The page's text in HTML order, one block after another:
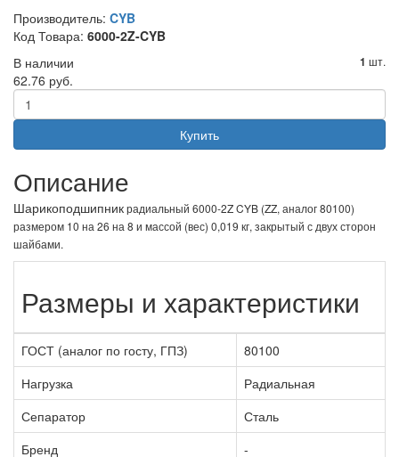
Производитель: CYB
Код Товара: 6000-2Z-CYB
В наличии
1 шт.
62.76 руб.
Купить
Описание
Шарикоподшипникрадиальный 6000-2Z CYB (ZZ, аналог 80100)
размером 10 на 26 на 8 и массой (вес) 0,019 кг, закрытый с двух сторон
шайбами.
Размеры и характеристики
ГОСТ (аналог по госту, ГПЗ)
80100
Нагрузка
Радиальная
Сепаратор
Сталь
Бренд
-